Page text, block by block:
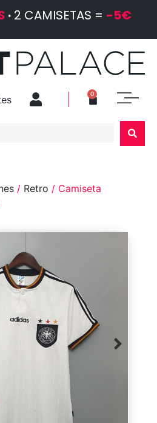
·2 CAMISETAS = -5€
0
/ Retro / Camiseta